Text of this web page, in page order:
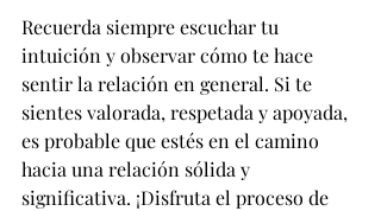
Recuerda siempre escuchar tu
intuición y observar cómo te hace
sentir la relación en general. Si te
sientes valorada, respetada y apoyada,
es probable que estés en el camino
hacia una relación sólida y
significativa. ¡Disfruta el proceso de